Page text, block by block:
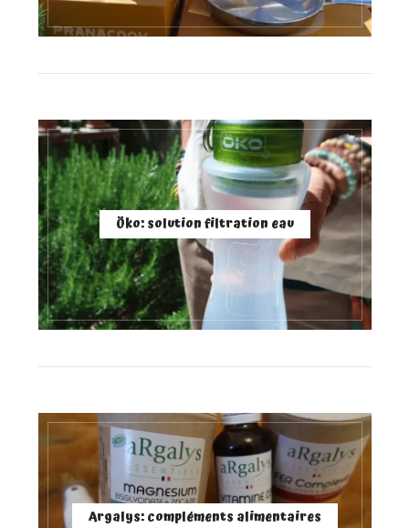
Öko: solution filtration eau
Argalys: compléments alimentaires